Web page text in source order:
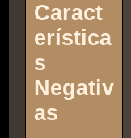
Caract
erística
s
Negativ
as